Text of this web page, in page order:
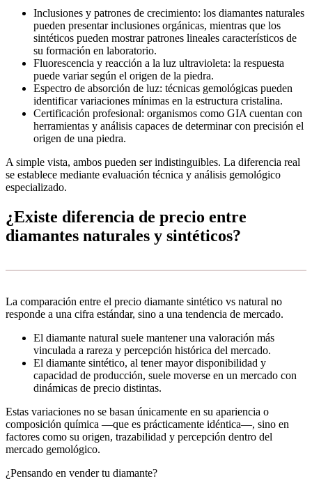
Inclusiones y patrones de crecimiento: los diamantes naturales
pueden presentar inclusiones orgánicas, mientras que los
sintéticos pueden mostrar patrones lineales característicos de
su formación en laboratorio.
Fluorescencia y reacción a la luz ultravioleta: la respuesta
puede variar según el origen de la piedra.
Espectro de absorción de luz: técnicas gemológicas pueden
identificar variaciones mínimas en la estructura cristalina.
Certificación profesional: organismos como GIA cuentan con
herramientas y análisis capaces de determinar con precisión el
origen de una piedra.
A simple vista, ambos pueden ser indistinguibles. La diferencia real
se establece mediante evaluación técnica y análisis gemológico
especializado.
¿Existe diferencia de precio entre
diamantes naturales y sintéticos?
La comparación entre el precio diamante sintético vs natural no
responde a una cifra estándar, sino a una tendencia de mercado.
El diamante natural suele mantener una valoración más
vinculada a rareza y percepción histórica del mercado.
El diamante sintético, al tener mayor disponibilidad y
capacidad de producción, suele moverse en un mercado con
dinámicas de precio distintas.
Estas variaciones no se basan únicamente en su apariencia o
composición química —que es prácticamente idéntica—, sino en
factores como su origen, trazabilidad y percepción dentro del
mercado gemológico.
¿Pensando en vender tu diamante?